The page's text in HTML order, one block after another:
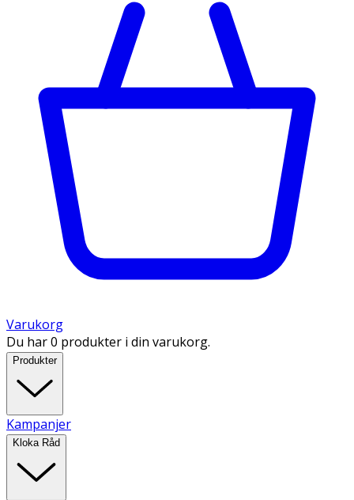
Varukorg
Du har 0 produkter i din varukorg.
Produkter
Kampanjer
Kloka Råd